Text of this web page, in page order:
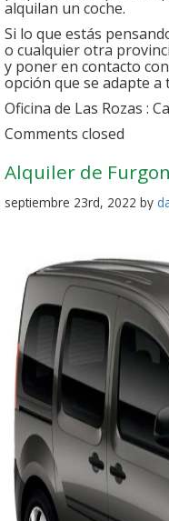
alquilan un coche.
Si lo que estás
o cualquier otra
y poner en contacto
opción que se adapte a
Oficina de Las Rozas :
Comments closed
Alquiler de
septiembre 23rd, 2022 by